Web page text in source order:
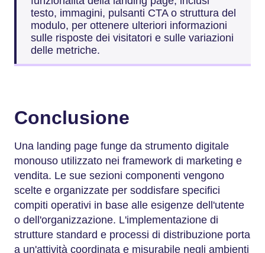
testo, immagini, pulsanti CTA o struttura del
modulo, per ottenere ulteriori informazioni
sulle risposte dei visitatori e sulle variazioni
delle metriche.
Conclusione
Una landing page funge da strumento digitale
monouso utilizzato nei framework di marketing e
vendita. Le sue sezioni componenti vengono
scelte e organizzate per soddisfare specifici
compiti operativi in base alle esigenze dell'utente
o dell'organizzazione. L'implementazione di
strutture standard e processi di distribuzione porta
a un'attività coordinata e misurabile negli ambienti